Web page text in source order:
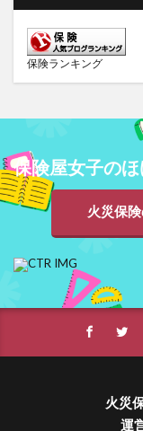
保険ランキング
保険屋女子の
火災保
火災
運